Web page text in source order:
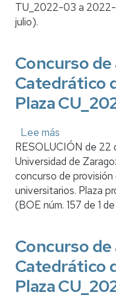
de
03
a
2022-
020
TU_2022-03 a 2022-
julio).
Concurso de
Catedrático
Plaza
Lee más
Concurso
de
acceso.
Catedrático
de
CU_2022-
002
RESOLUCIÓN de 22
Universidad de
concurso de
universitarios. Plaza
(BOE núm. 157 de 1
Concurso de
Catedrático
Plaza